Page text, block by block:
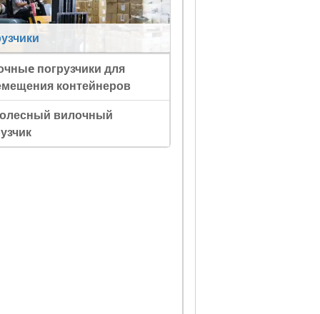
погрузчики для
контейнеров
вилочный